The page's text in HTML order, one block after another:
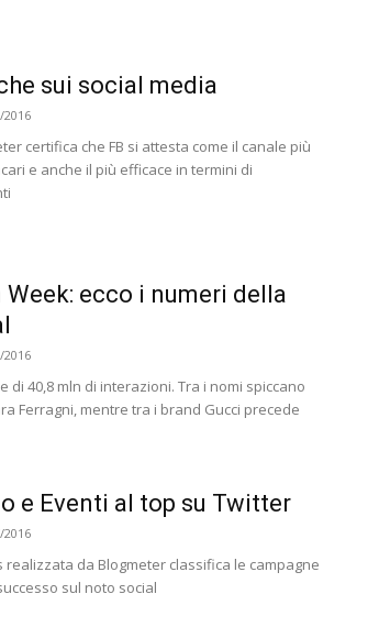
sui social media
2016
certifica che FB si attesta come il canale più
e anche il più efficace in termini di
ecco i numeri della
2016
di 40,8 mln di interazioni. Tra i nomi spiccano
Ferragni, mentre tra i brand Gucci precede
e Eventi al top su Twitter
2016
realizzata da Blogmeter classifica le campagne
sul noto social